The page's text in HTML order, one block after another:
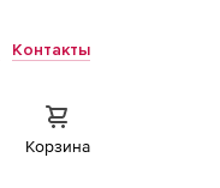
Контакты
Корзина